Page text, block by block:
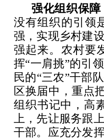
强化组织保
没有组织的引领
强，实现乡村建
强起来。农村要
挥“一肩挑”的引
民的“三农”干部
区换届中，重点
组织书记中，高
上，先让服务跟
干部。应充分发